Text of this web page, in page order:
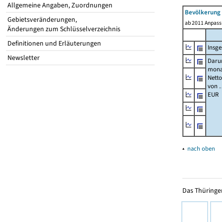
Allgemeine Angaben, Zuordnungen
Gebietsveränderungen,
Änderungen zum Schlüsselverzeichnis
Definitionen und Erläuterungen
Newsletter
ab 2011
von
EUR
▴ nach oben
Das